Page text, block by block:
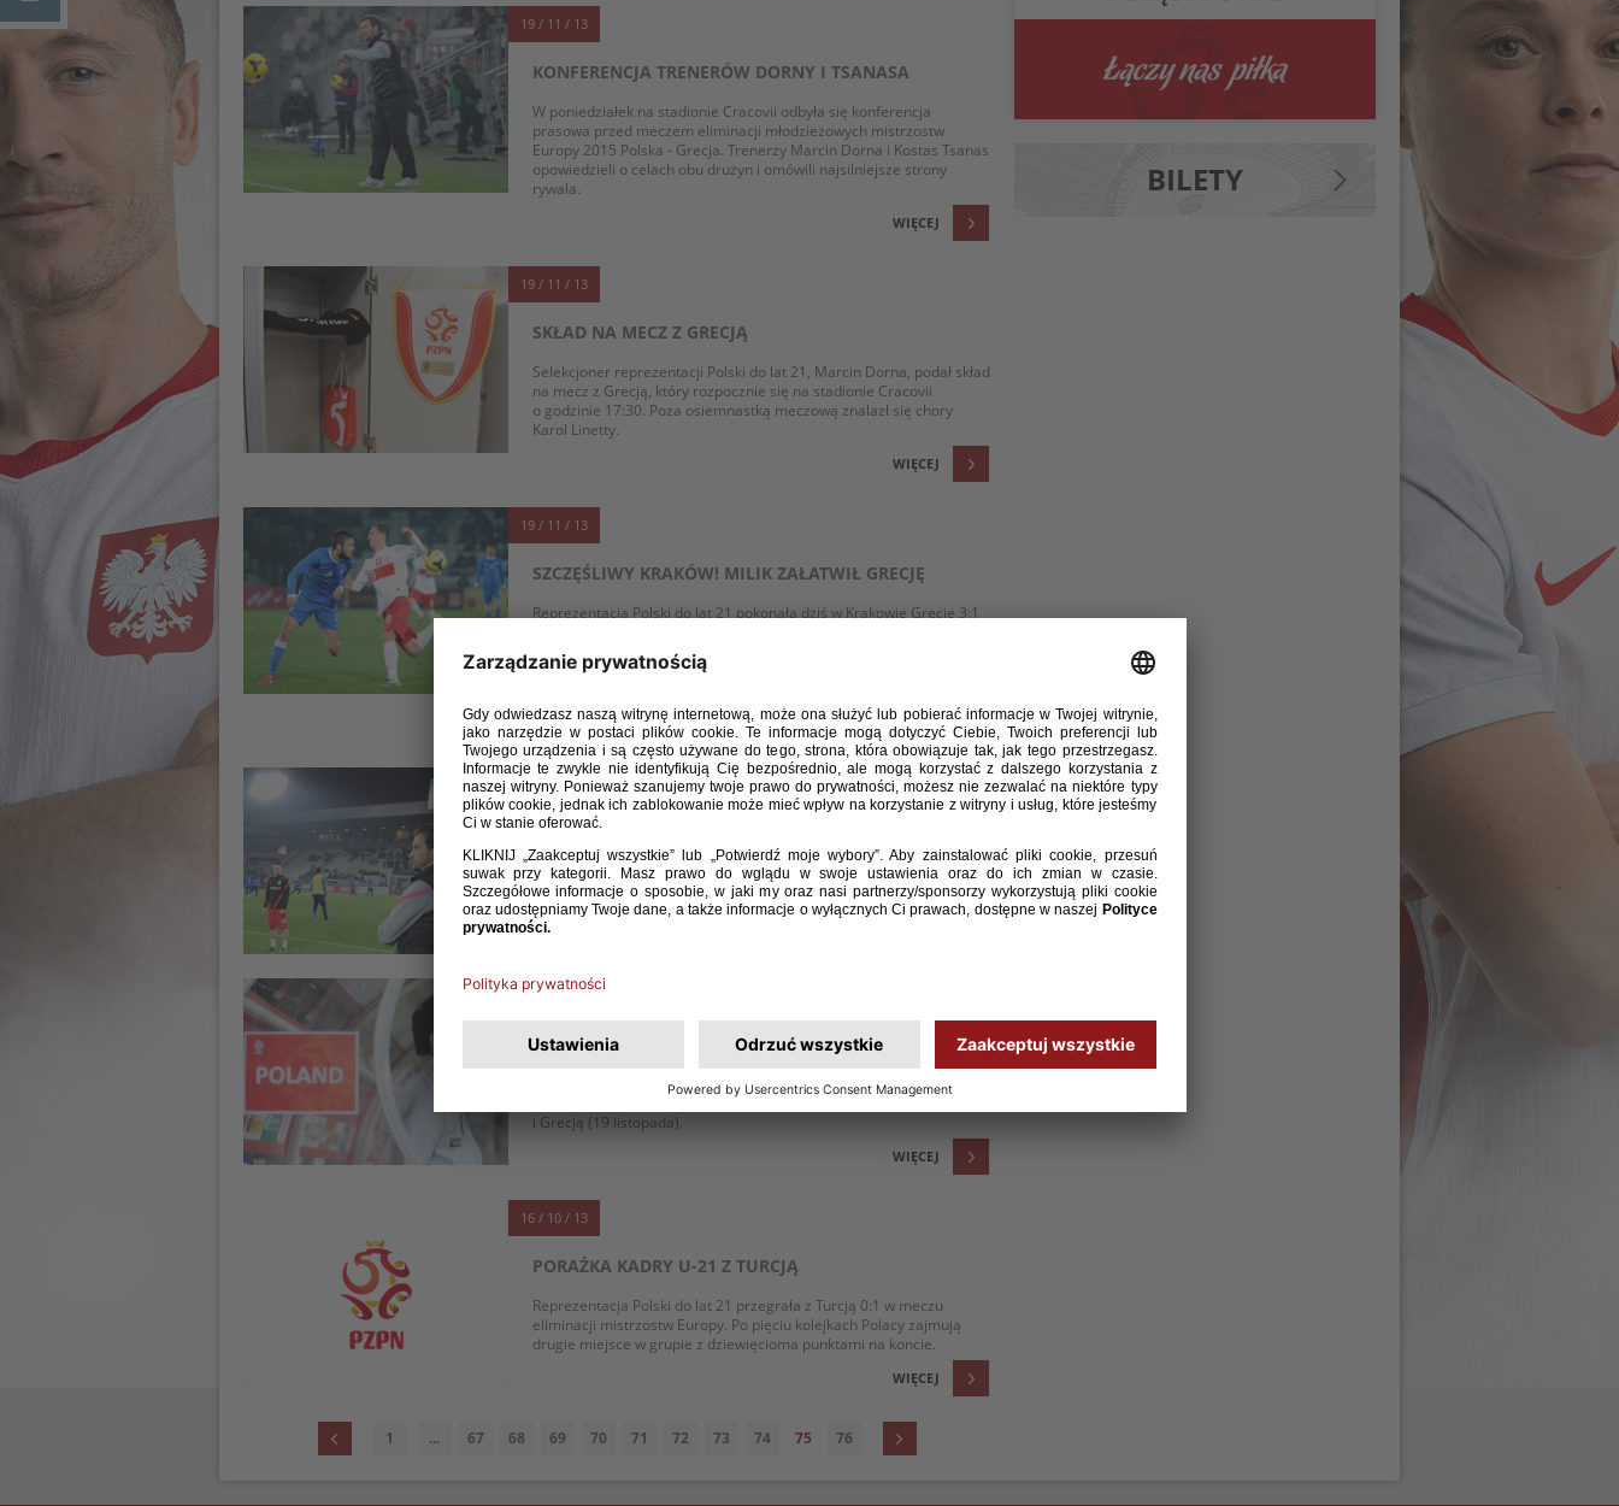
19 / 11 / 13
KONFERENCJA TRENERÓW DORNY I TSANASA
W poniedziałek na stadionie Cracovii odbyła się konferencja
prasowa przed meczem eliminacji młodzieżowych mistrzostw
Europy 2015 Polska - Grecja. Trenerzy Marcin Dorna i Kostas Tsanas
opowiedzieli o celach obu drużyn i omówili najsilniejsze strony
rywala.
WIĘCEJ
19 / 11 / 13
SKŁAD NA MECZ Z GRECJĄ
Selekcjoner reprezentacji Polski do lat 21, Marcin Dorna, podał skład
na mecz z Grecją, który rozpocznie się na stadionie Cracovii
o godzinie 17:30. Poza osiemnastką meczową znalazł się chory
Karol Linetty.
WIĘCEJ
19 / 11 / 13
SZCZĘŚLIWY KRAKÓW! MILIK ZAŁATWIŁ GRECJĘ
Reprezentacja Polski do lat 21 pokonała dziś w Krakowie Grecję 3:1
Wszystkie bramki dla polskiego zespołu zdobył Arkadiusz Milik.
Honorowym trafieniem dla gości odpowiedział Nikos Karelis. W 90.
WIĘCEJ
18 / 11 / 13
POLSKA I GRECJA TRENOWAŁY NA CRACOVII
Reprezentacje Polski i Grecji do lat 21 są już po oficjalnych
treningach, a trenerzy po konferencji prasowej.
06 / 11 / 13
U-21: KADRA NA MECZE Z MALTĄ I GRECJĄ
Trener Marcin Dorna powołał 12 zawodników z polskiej Ekstraklasy
na mecze eliminacji mistrzostw Europy 2015 z Maltą (15 listopada)
i Grecją (19 listopada).
WIĘCEJ
16 / 10 / 13
PORAŻKA KADRY U-21 Z TURCJĄ
Reprezentacja Polski do lat 21 przegrała z Turcją 0:1 w meczu
eliminacji mistrzostw Europy. Po pięciu kolejkach Polacy zajmują
drugie miejsce w grupie z dziewięcioma punktami na koncie.
WIĘCEJ
1 ... 67 68 69 70 71 72 73 74 75 76
BILETY